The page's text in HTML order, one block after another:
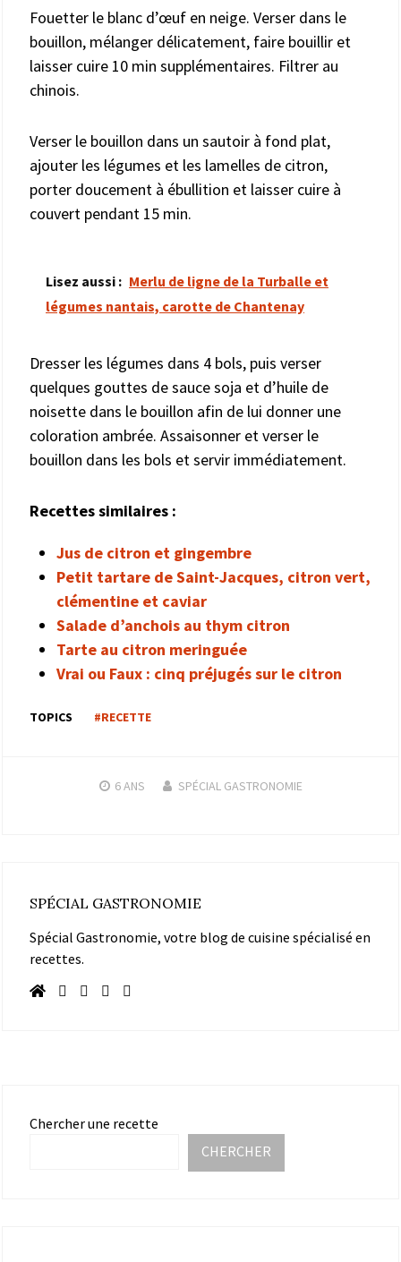
Fouetter le blanc d’œuf en neige. Verser dans le
bouillon, mélanger délicatement, faire bouillir et
laisser cuire 10 min supplémentaires. Filtrer au
chinois.
Verser le bouillon dans un sautoir à fond plat,
ajouter les légumes et les lamelles de citron,
porter doucement à ébullition et laisser cuire à
couvert pendant 15 min.
Lisez aussi : Merlu de ligne de la Turballe et
légumes nantais, carotte de Chantenay
Dresser les légumes dans 4 bols, puis verser
quelques gouttes de sauce soja et d’huile de
noisette dans le bouillon afin de lui donner une
coloration ambrée. Assaisonner et verser le
bouillon dans les bols et servir immédiatement.
Recettes similaires :
Jus de citron et gingembre
Petit tartare de Saint-Jacques, citron vert,
clémentine et caviar
Salade d’anchois au thym citron
Tarte au citron meringuée
Vrai ou Faux : cinq préjugés sur le citron
TOPICS #RECETTE
6 ANS SPÉCIAL GASTRONOMIE
SPÉCIAL GASTRONOMIE
Spécial Gastronomie, votre blog de cuisine spécialisé en
recettes.
Chercher une recette
CHERCHER